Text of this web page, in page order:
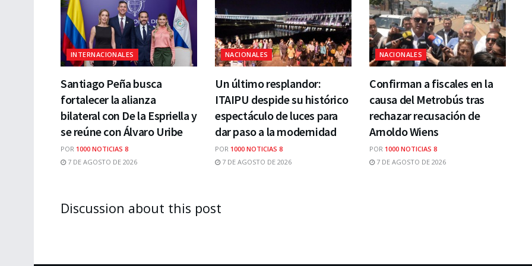
INTERNACIONALES
Santiago Peña busca
fortalecer la alianza
bilateral con De la Espriella y
se reúne con Álvaro Uribe
POR 1000 NOTICIAS 8
7 DE AGOSTO DE 2026
NACIONALES
Un último resplandor:
ITAIPU despide su histórico
espectáculo de luces para
dar paso a la modernidad
POR 1000 NOTICIAS 8
7 DE AGOSTO DE 2026
NACIONALES
Confirman a fiscales en la
causa del Metrobús tras
rechazar recusación de
Arnoldo Wiens
POR 1000 NOTICIAS 8
7 DE AGOSTO DE 2026
Discussion about this post